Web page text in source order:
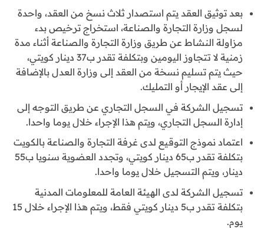
بعد توثيق العقد يتم استصدار ثلاث نسخ من العقد، واحدة
لسجل وزارة التجارة والصناعة، استخراج ترخيص بدء
مزاولة النشاط عن طريق وزارة التجارة والصناعة أثناء مدة
زمنية لا تتجاوز اليومين وبتكلفة تقدر ب37 دينار كويتي،
حيث يتم تسليم نسخة من العقد إلى وزارة العدل بالإضافة
إلى عقد الإيجار أو التمليك.
تسجيل الشركة في السجل التجاري عن طريق التوجه إلى
إدارة السجل التجاري، ويتم هذا الإجراء خلال يوما واحدا.
اعتماد نموذج التوقيع لدى غرفة التجارة والصناعة بالكويت
بتكلفة تقدر ب65 دينار كويتي، وتجدد العضوية سنويا ب55
دينار، ويتم التسجيل خلال يوما واحدا.
تسجيل الشركة لدى الهيئة العامة للمعلومات المدنية
بتكلفة تقدر ب5 دينار كويتي فقط، ويتم هذا الإجراء خلال 15
يوم.